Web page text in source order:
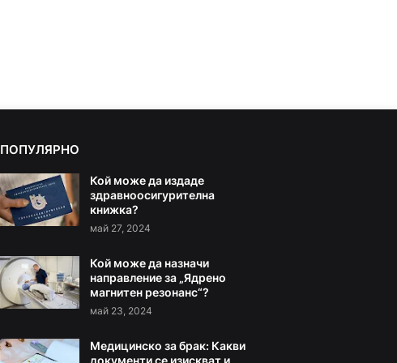
ПОПУЛЯРНО
Кой може да издаде
здравноосигурителна
книжка?
май 27, 2024
Кой може да назначи
направление за „Ядрено
магнитен резонанс“?
май 23, 2024
Медицинско за брак: Какви